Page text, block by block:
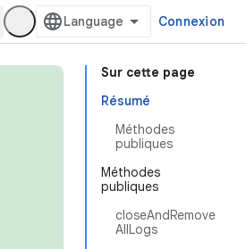
Connexion
Sur cette page
Résumé
Méthodes
publiques
Méthodes
publiques
closeAndRemove
AllLogs